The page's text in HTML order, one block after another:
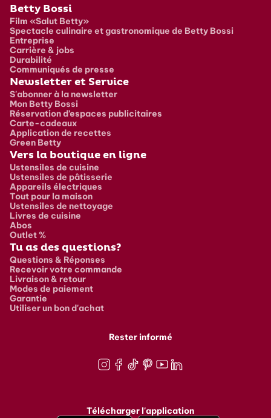
Pied de page
Betty Bossi
Film «Salut Betty»
Spectacle culinaire et gastronomique de Betty Bossi
Entreprise
Carrière & jobs
Durabilité
Communiqués de presse
Newsletter et Service
S'abonner à la newsletter
Mon Betty Bossi
Réservation d’espaces publicitaires
Carte-cadeaux
Application de recettes
Green Betty
Vers la boutique en ligne
Ustensiles de cuisine
Ustensiles de pâtisserie
Appareils électriques
Tout pour la maison
Ustensiles de nettoyage
Livres de cuisine
Abos
Outlet %
Tu as des questions?
Questions & Réponses
Recevoir votre commande
Livraison & retour
Modes de paiement
Garantie
Utiliser un bon d'achat
Rester informé
Télécharger l'application